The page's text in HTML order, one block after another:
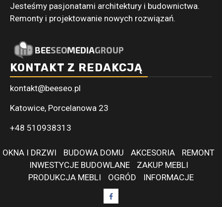
Jesteśmy pasjonatami architektury i budownictwa.
Remonty i projektowanie nowych rozwiązań.
KONTAKT Z REDAKCJĄ
kontakt@beeseo.pl
Katowice, Porcelanowa 23
+48 510938313
OKNA I DRZWI BUDOWA DOMU AKCESORIA
REMONT
INWESTYCJE BUDOWLANE
ZAKUP MEBLI
PRODUKCJA MEBLI
OGRÓD INFORMACJE
Facebook